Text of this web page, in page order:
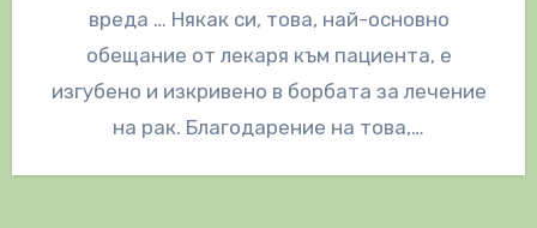
вреда … Някак си, това, най-основно
обещание от лекаря към пациента, е
изгубено и изкривено в борбата за лечение
на рак. Благодарение на това,…